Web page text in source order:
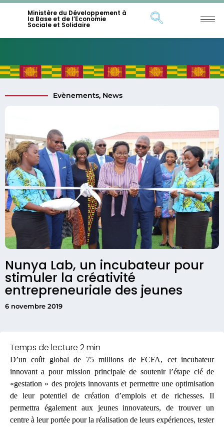
Ministère du Développement à
la Base et de l’Economie
Sociale et Solidaire
Nunya Lab, un incubateur pour
stimuler la créativité
entrepreneuriale des jeunes
6 novembre 2019
Evènements, News
D’un coût global de 75 millions de FCFA, cet incubateur
innovant a pour mission principale de soutenir l’étape clé de
«gestation » des projets innovants et permettre une optimisation
de leur potentiel de création d’emplois et de richesses. Il
permettra également aux jeunes innovateurs, de trouver un
centre à leur portée pour la réalisation de leurs expériences, tester